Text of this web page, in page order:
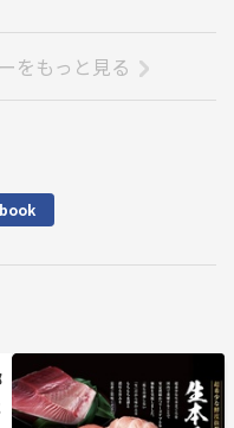
をもっと見る